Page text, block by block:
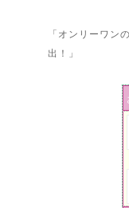
「オンリーワン
出！」